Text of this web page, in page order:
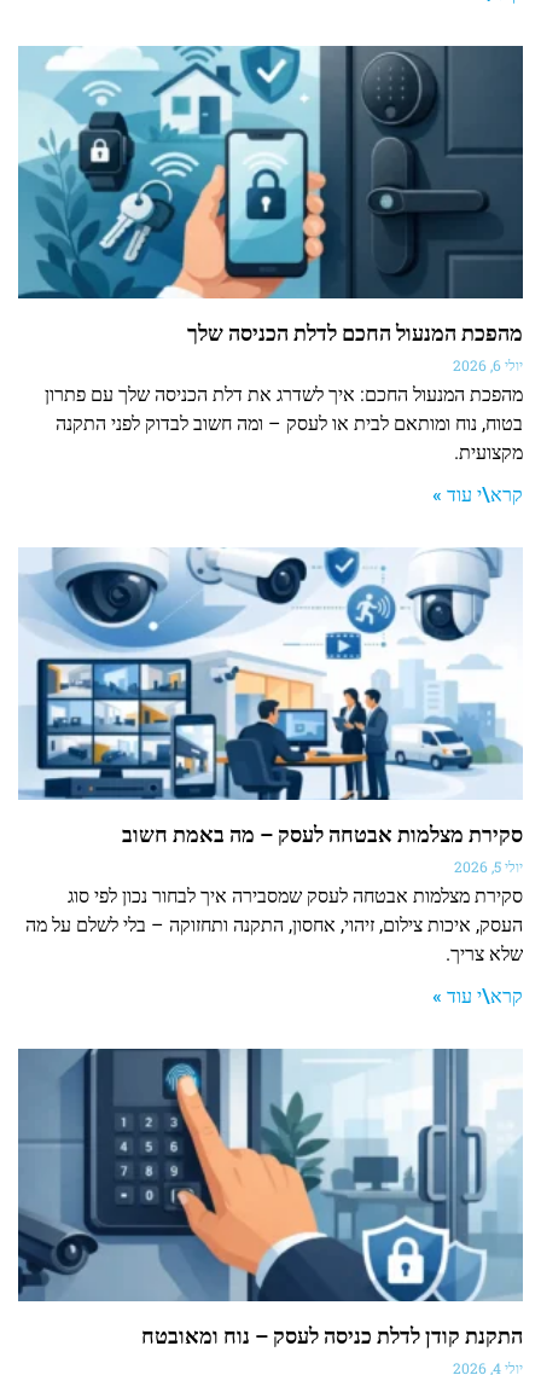
מהפכת המנעול החכם לדלת הכניסה שלך
יולי 6, 2026
מהפכת המנעול החכם: איך לשדרג את דלת הכניסה שלך עם פתרון
בטוח, נוח ומותאם לבית או לעסק – ומה חשוב לבדוק לפני התקנה
מקצועית.
קרא\י עוד »
סקירת מצלמות אבטחה לעסק – מה באמת חשוב
יולי 5, 2026
סקירת מצלמות אבטחה לעסק שמסבירה איך לבחור נכון לפי סוג
העסק, איכות צילום, זיהוי, אחסון, התקנה ותחזוקה – בלי לשלם על מה
שלא צריך.
קרא\י עוד »
התקנת קודן לדלת כניסה לעסק – נוח ומאובטח
יולי 4, 2026